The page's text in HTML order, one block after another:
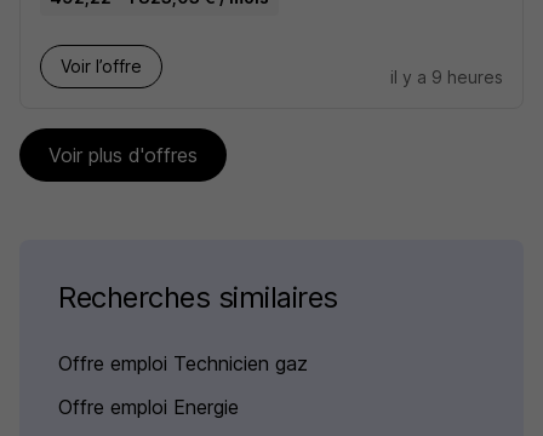
Voir l’offre
il y a 9 heures
Voir plus d'offres
Recherches similaires
Offre emploi Technicien gaz
Offre emploi Energie